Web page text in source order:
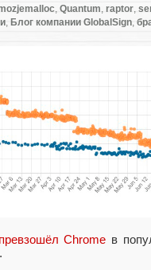
Quantum raptor
Блог компании GlobalSign
Chrome в